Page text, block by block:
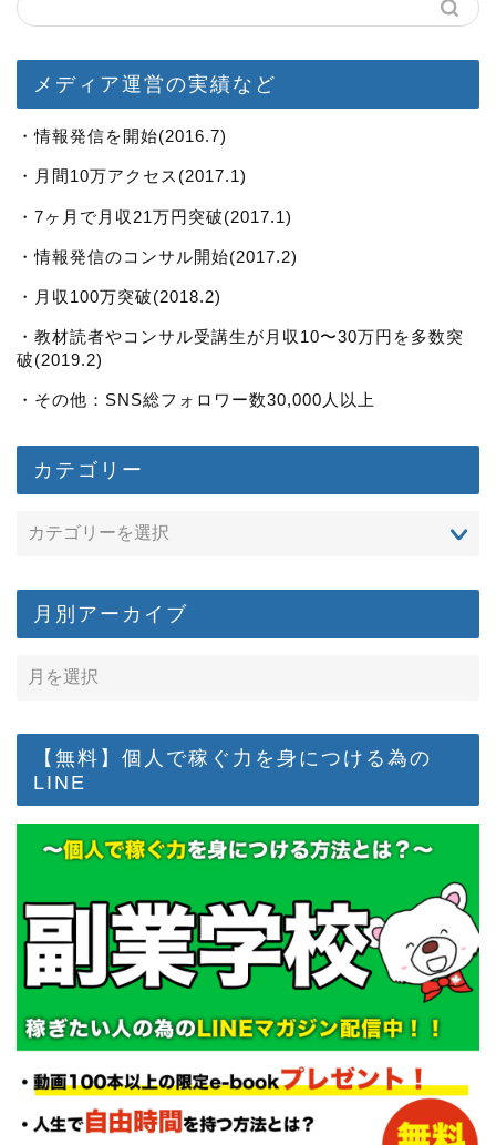
メディア運営の実績など
・情報発信を開始(2016.7)
・月間10万アクセス(2017.1)
・7ヶ月で月収21万円突破(2017.1)
・情報発信のコンサル開始(2017.2)
・月収100万突破(2018.2)
・教材読者やコンサル受講生が月収10〜30万円を多数突
破(2019.2)
・その他：SNS総フォロワー数30,000人以上
カテゴリー
月別アーカイブ
【無料】個人で稼ぐ力を身につける為の
LINE